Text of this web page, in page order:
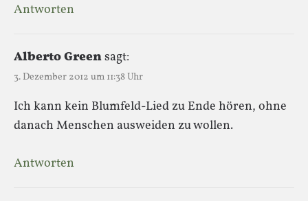
Antworten
Alberto Greensagt:
3. Dezember 2012 um 11:38 Uhr
Ich kann kein Blumfeld-Lied zu Ende hören, ohne
danach Menschen ausweiden zu wollen.
Antworten